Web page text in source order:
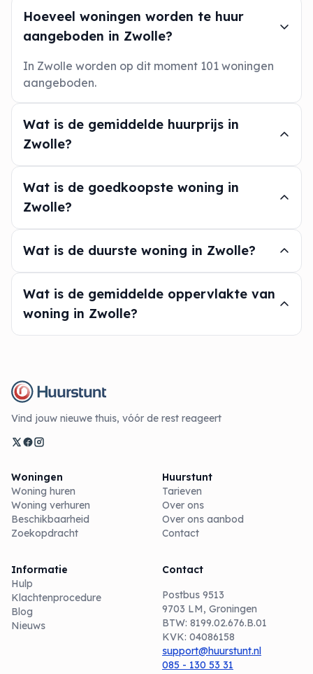
Hoeveel woningen worden te huur
aangeboden in Zwolle?
In Zwolle worden op dit moment 101 woningen
aangeboden.
Wat is de gemiddelde huurprijs in
Zwolle?
Wat is de goedkoopste woning in
Zwolle?
Wat is de duurste woning in Zwolle?
Wat is de gemiddelde oppervlakte van
woning in Zwolle?
Vind jouw nieuwe thuis, vóór de rest reageert
Woningen
Woning huren
Woning verhuren
Beschikbaarheid
Zoekopdracht
Huurstunt
Tarieven
Over ons
Over ons aanbod
Contact
Informatie
Hulp
Klachtenprocedure
Blog
Nieuws
Contact
Postbus 9513
9703 LM, Groningen
BTW: 8199.02.676.B.01
KVK: 04086158
support@huurstunt.nl
085 - 130 53 31